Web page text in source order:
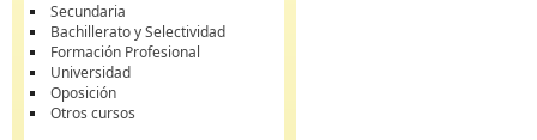
Secundaria
Bachillerato y Selectividad
Formación Profesional
Universidad
Oposición
Otros cursos